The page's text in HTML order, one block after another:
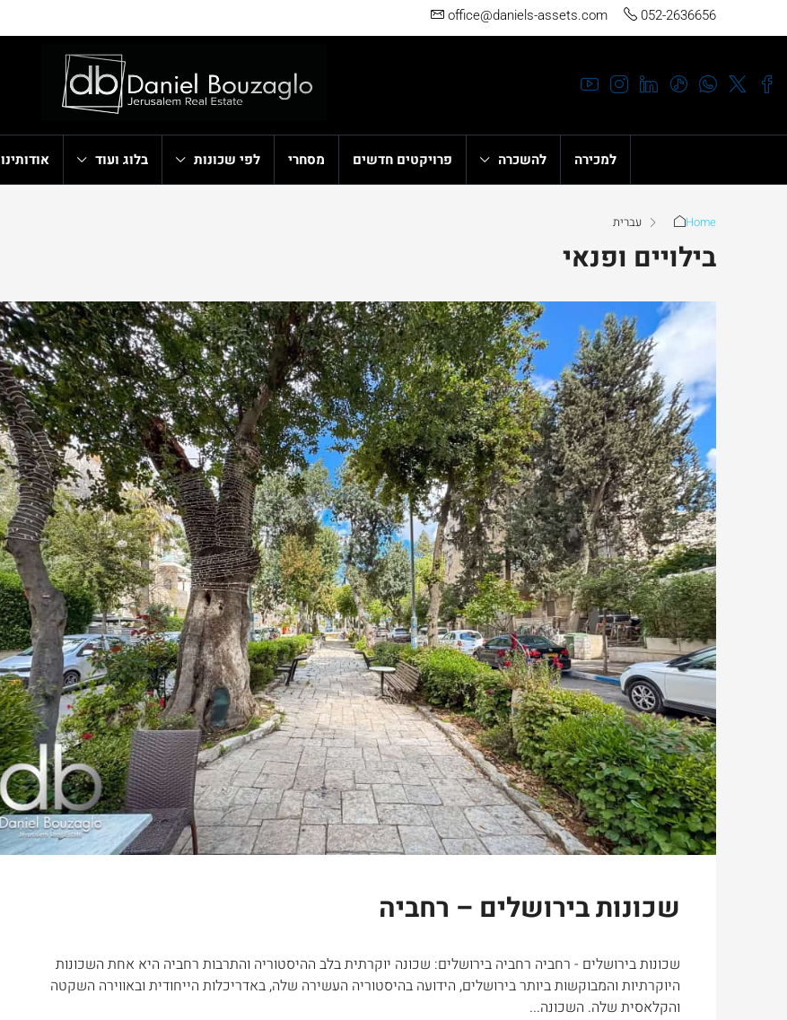
052-2636656
office@daniels-assets.com
למכירה להשכרה פרויקטים חדשים מסחרי לפי שכונות בלוג ועוד אודותינו
Home עברית
בילויים ופנאי
שכונות בירושלים – רחביה
שכונות בירושלים - רחביה רחביה בירושלים: שכונה יוקרתית בלב ההיסטוריה והתרבות רחביה היא אחת השכונות
היוקרתיות והמבוקשות ביותר בירושלים, הידועה בהיסטוריה העשירה שלה, באדריכלות הייחודית ובאווירה השקטה
והקלאסית שלה. השכונה...